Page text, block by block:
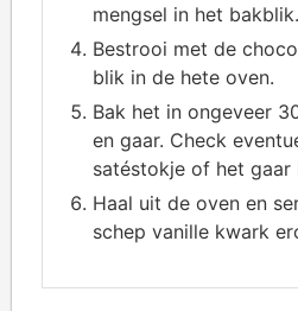
mengsel in het bakblik.
Bestrooi met de
blik in de hete oven.
Bak het in ongeveer
en gaar. Check
satéstokje of het gaar
Haal uit de oven en
schep vanille kwark